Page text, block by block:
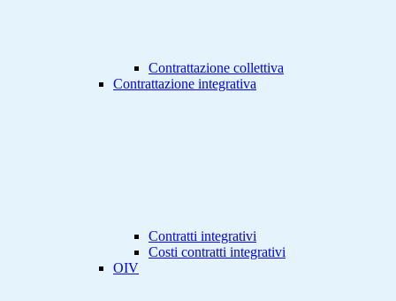
Contrattazione collettiva
Contrattazione integrativa
Contratti integrativi
Costi contratti integrativi
OIV